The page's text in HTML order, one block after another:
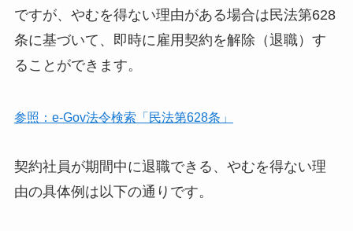
ですが、やむを得ない理由がある場合は民法第628
条に基づいて、即時に雇用契約を解除（退職）す
ることができます。
参照：e-Gov法令検索「民法第628条」
契約社員が期間中に退職できる、やむを得ない理
由の具体例は以下の通りです。